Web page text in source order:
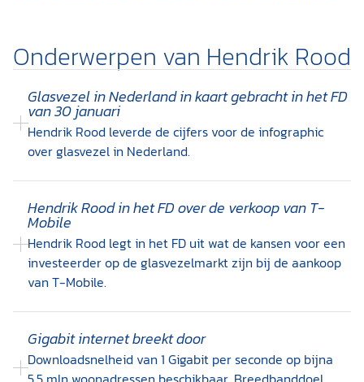
Onderwerpen van Hendrik Rood
Glasvezel in Nederland in kaart gebracht in het FD
van 30 januari
Hendrik Rood leverde de cijfers voor de infographic
over glasvezel in Nederland.
Hendrik Rood in het FD over de verkoop van T-
Mobile
Hendrik Rood legt in het FD uit wat de kansen voor een
investeerder op de glasvezelmarkt zijn bij de aankoop
van T-Mobile.
Gigabit internet breekt door
Downloadsnelheid van 1 Gigabit per seconde op bijna